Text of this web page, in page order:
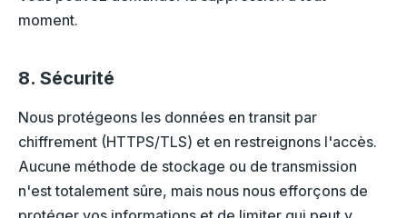
moment.
8. Sécurité
Nous protégeons les données en transit par
chiffrement (HTTPS/TLS) et en restreignons l'accès.
Aucune méthode de stockage ou de transmission
n'est totalement sûre, mais nous nous efforçons de